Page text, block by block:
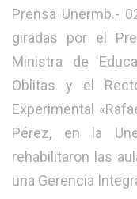
Prensa Unermb.-
giradas por el
Ministra de
Oblitas y el
Experimental
Pérez, en la
rehabilitaron las
una Gerencia